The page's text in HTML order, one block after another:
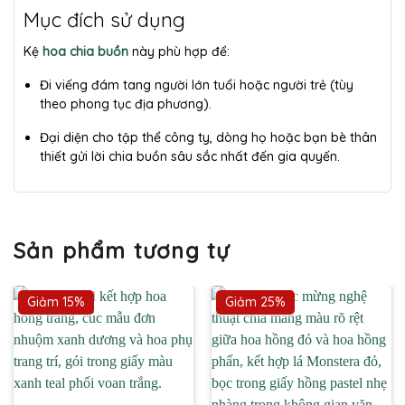
Mục đích sử dụng
Kệ hoa chia buồn này phù hợp để:
Đi viếng đám tang người lớn tuổi hoặc người trẻ (tùy
theo phong tục địa phương).
Đại diện cho tập thể công ty, dòng họ hoặc bạn bè thân
thiết gửi lời chia buồn sâu sắc nhất đến gia quyến.
Sản phẩm tương tự
Giảm 15% Giảm 25%